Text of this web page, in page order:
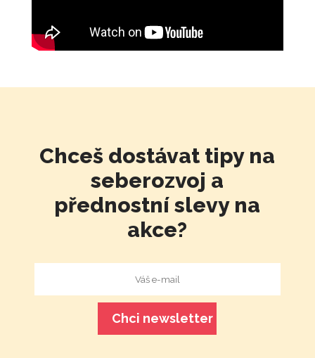
Chceš dostávat tipy na
seberozvoj a
přednostní slevy na
akce?